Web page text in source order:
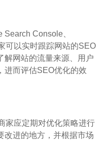
Console、
可以实时跟踪网站的SEO
解网站的流量来源、用户
进而评估SEO优化的效
家应定期对优化策略进行
改进的地方，并根据市场